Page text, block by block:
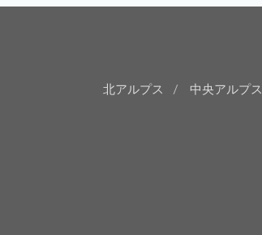
北アルプス
中央アルプス